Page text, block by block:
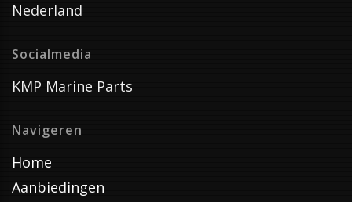
Nederland
Socialmedia
KMP Marine Parts
Navigeren
Home
Aanbiedingen